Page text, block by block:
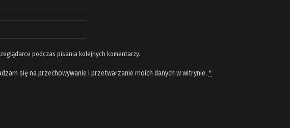
podczas pisania kolejnych komentarzy.
się na przechowywanie i przetwarzanie moich danych w witrynie. *